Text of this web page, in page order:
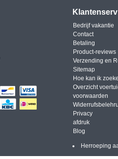
Bedrijf vakantie
Contact
Betaling
Product-reviews
Verzending en
Sitemap
Hoe kan ik
Overzicht
voorwaarden
Privacy
afdruk
Blog
Herroeping